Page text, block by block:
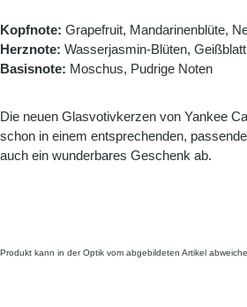
Kopfnote: Grapefruit, Mandarinenblüte,
Herznote: Wasserjasmin-Blüten, Geißblatt
Basisnote: Moschus, Pudrige Noten
Die neuen Glasvotivkerzen von Yankee
schon in einem entsprechenden,
auch ein wunderbares Geschenk ab.
Produkt kann in der Optik vom abgebildeten Artikel